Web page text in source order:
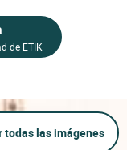
de ETIK
todas las imágenes